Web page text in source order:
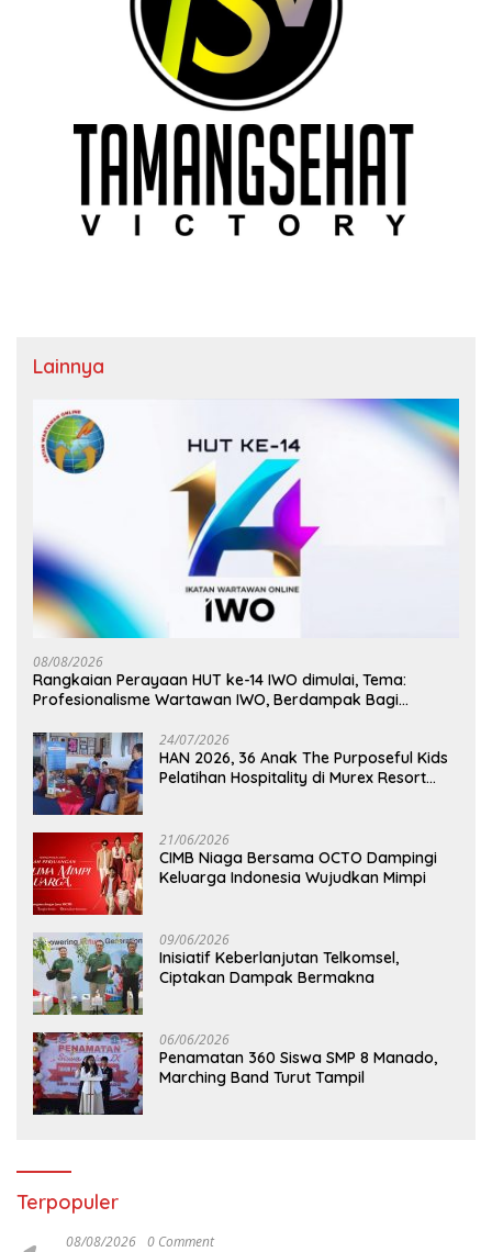
Lainnya
08/08/2026
Rangkaian Perayaan HUT ke-14 IWO dimulai, Tema:
Profesionalisme Wartawan IWO, Berdampak Bagi
24/07/2026
HAN 2026, 36 Anak The Purposeful Kids
Pelatihan Hospitality di Murex Resort
21/06/2026
CIMB Niaga Bersama OCTO Dampingi
Keluarga Indonesia Wujudkan Mimpi
09/06/2026
Inisiatif Keberlanjutan Telkomsel,
Ciptakan Dampak Bermakna
06/06/2026
Penamatan 360 Siswa SMP 8 Manado,
Marching Band Turut Tampil
Terpopuler
08/08/2026 0 Comment